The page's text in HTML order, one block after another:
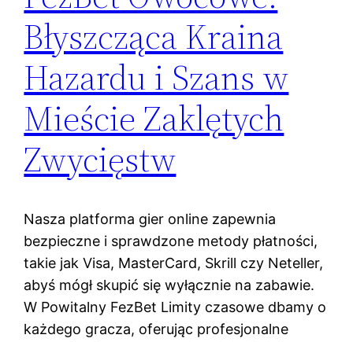
Błyszcząca Kraina
Hazardu i Szans w
Mieście Zaklętych
Zwycięstw
Nasza platforma gier online zapewnia
bezpieczne i sprawdzone metody płatności,
takie jak Visa, MasterCard, Skrill czy Neteller,
abyś mógł skupić się wyłącznie na zabawie.
W Powitalny FezBet Limity czasowe dbamy o
każdego gracza, oferując profesjonalne